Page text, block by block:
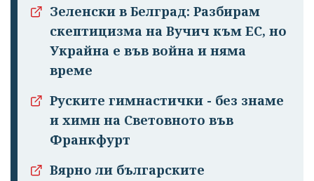
Зеленски в Белград: Разбирам
скептицизма на Вучич към ЕС, но
Украйна е във война и няма
време
Руските гимнастички - без знаме
и химн на Световното във
Франкфурт
Вярно ли българските